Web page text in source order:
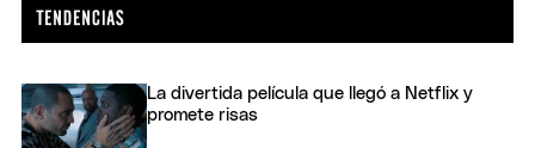
La divertida película que llegó a Netflix y
promete risas